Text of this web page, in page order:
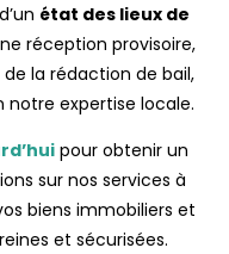
état des lieux de
réception provisoire,
la rédaction de bail,
expertise locale.
pour obtenir un
sur nos services à
biens immobiliers et
et sécurisées.